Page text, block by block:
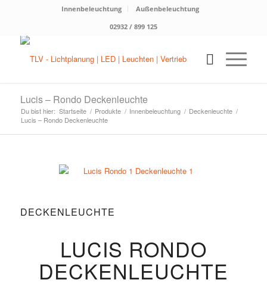
Innenbeleuchtung
Außenbeleuchtung
02932 / 899 125
Lucis – Rondo Deckenleuchte
Du bist hier: Startseite / Produkte / Innenbeleuchtung / Deckenleuchte /
Lucis – Rondo Deckenleuchte
DECKENLEUCHTE
LUCIS RONDO
DECKENLEUCHTE